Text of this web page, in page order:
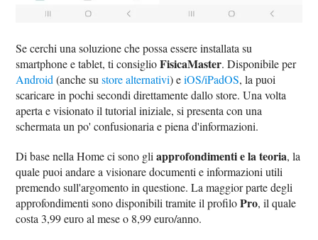
Se cerchi una soluzione che possa essere installata su
smartphone e tablet, ti consiglioFisicaMaster. Disponibile per
Android (anche sustore alternativi) eiOS/iPadOS, la puoi
scaricare in pochi secondi direttamente dallo store. Una volta
aperta e visionato il tutorial iniziale, si presenta con una
schermata un po' confusionaria e piena d'informazioni.
Di base nella Home ci sono gliapprofondimenti e la teoria, la
quale puoi andare a visionare documenti e informazioni utili
premendo sull'argomento in questione. La maggior parte degli
approfondimenti sono disponibili tramite il profiloPro, il quale
costa 3,99 euro al mese o 8,99 euro/anno.